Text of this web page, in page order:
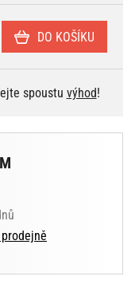
DO KOŠÍKU
spoustu výhod!